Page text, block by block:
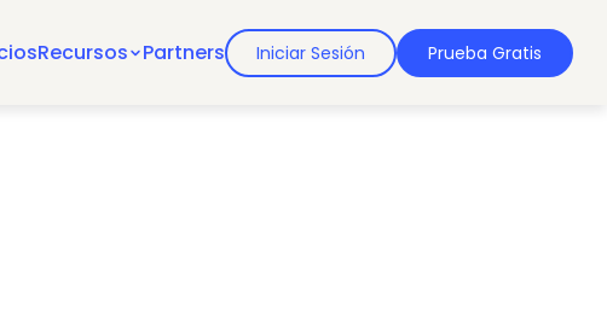
Recursos Partners Iniciar Sesión Prueba Gratis